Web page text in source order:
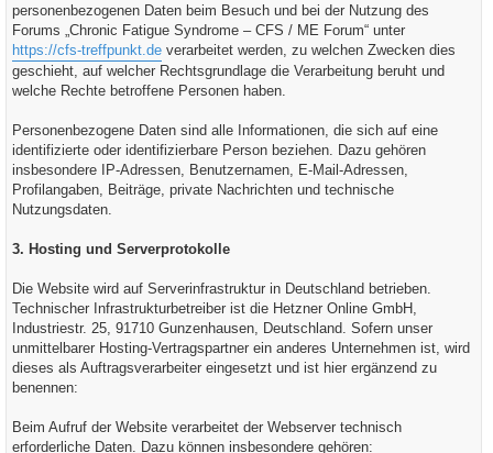
personenbezogenen Daten beim Besuch und bei der Nutzung des
Forums „Chronic Fatigue Syndrome – CFS / ME Forum“ unter
https://cfs-treffpunkt.de verarbeitet werden, zu welchen Zwecken dies
geschieht, auf welcher Rechtsgrundlage die Verarbeitung beruht und
welche Rechte betroffene Personen haben.
Personenbezogene Daten sind alle Informationen, die sich auf eine
identifizierte oder identifizierbare Person beziehen. Dazu gehören
insbesondere IP-Adressen, Benutzernamen, E-Mail-Adressen,
Profilangaben, Beiträge, private Nachrichten und technische
Nutzungsdaten.
3. Hosting und Serverprotokolle
Die Website wird auf Serverinfrastruktur in Deutschland betrieben.
Technischer Infrastrukturbetreiber ist die Hetzner Online GmbH,
Industriestr. 25, 91710 Gunzenhausen, Deutschland. Sofern unser
unmittelbarer Hosting-Vertragspartner ein anderes Unternehmen ist, wird
dieses als Auftragsverarbeiter eingesetzt und ist hier ergänzend zu
benennen:
Beim Aufruf der Website verarbeitet der Webserver technisch
erforderliche Daten. Dazu können insbesondere gehören: